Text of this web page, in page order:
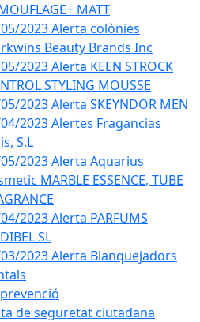
MATT
2023 Alerta colònies
Beauty Brands Inc
2023 Alerta KEEN STROCK
STYLING MOUSSE
2023 Alerta SKEYNDOR MEN
2023 Alertes Fragancias
S.L
2023 Alerta Aquarius
MARBLE ESSENCE, TUBE
2023 Alerta PARFUMS
SL
2023 Alerta Blanquejadors
de seguretat ciutadana